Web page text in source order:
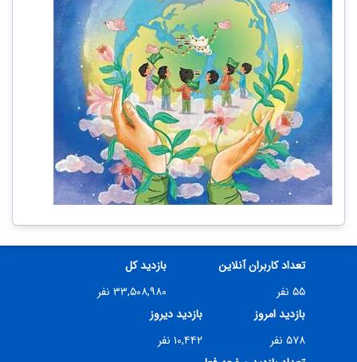
تعداد کاربران آنلاین
۵۵ نفر
بازدید کل
۳۳,۵۰۸,۹۸۰ نفر
بازدید امروز
۵۷۸ نفر
بازدید دیروز
۱۰,۴۴۲ نفر